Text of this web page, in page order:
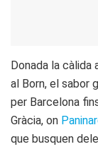
Donada la càlida
al Born, el sabor
per Barcelona
Gràcia, on
que busquen